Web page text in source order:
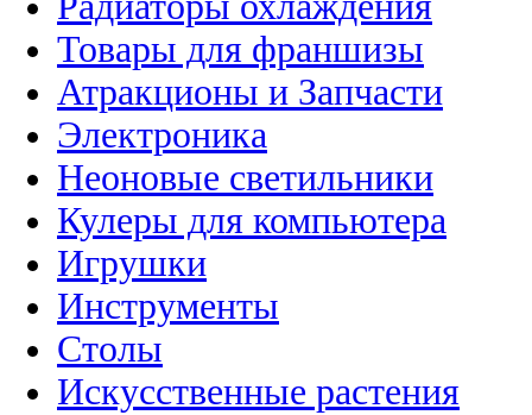
Товары для франшизы
Атракционы и Запчасти
Электроника
Неоновые светильники
Кулеры для компьютера
Игрушки
Инструменты
Столы
Искусственные растения